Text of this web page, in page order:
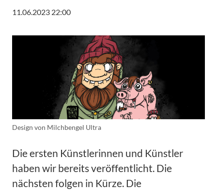
11.06.2023 22:00
Design von Milchbengel Ultra
Die ersten Künstlerinnen und Künstler
haben wir bereits veröffentlicht. Die
nächsten folgen in Kürze. Die